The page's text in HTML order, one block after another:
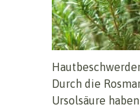
Durch die
Ursolsäure